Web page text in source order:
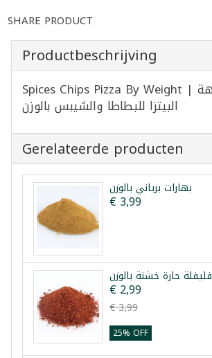
SHARE PRODUCT
Productbeschrijving
Spices Chips Pizza By Weight | بهارات نكهة
البيتزا للبطاطا والشيبس بالوزن
Gerelateerde producten
بهارات برياني بالوزن
€ 3,99
فليفلة حارة خشنة بالوزن
€ 2,99
€ 3,99
25% OFF